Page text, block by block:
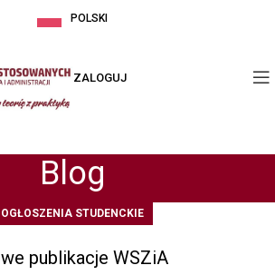
POLSKI
ZALOGUJ
Blog
OGŁOSZENIA STUDENCKIE
publikacje WSZiA